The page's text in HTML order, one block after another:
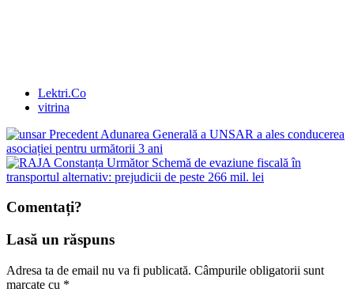
Lektri.Co
vitrina
Precedent Adunarea Generală a UNSAR a ales conducerea
asociației pentru următorii 3 ani
Următor Schemă de evaziune fiscală în
transportul alternativ: prejudicii de peste 266 mil. lei
Comentați?
Lasă un răspuns
Adresa ta de email nu va fi publicată. Câmpurile obligatorii sunt
marcate cu *